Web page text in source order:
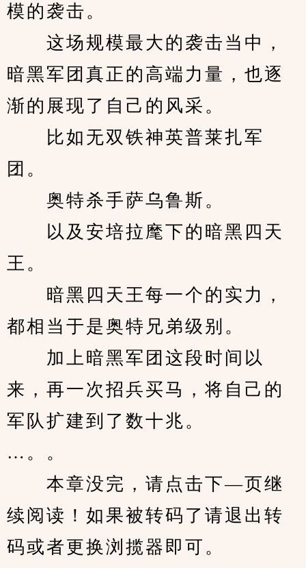
模的袭击。
这场规模最大的袭击当中，
暗黑军团真正的高端力量，也逐
渐的展现了自己的风采。
比如无双铁神英普莱扎军
团。
奥特杀手萨乌鲁斯。
以及安培拉麾下的暗黑四天
王。
暗黑四天王每一个的实力，
都相当于是奥特兄弟级别。
加上暗黑军团这段时间以
来，再一次招兵买马，将自己的
军队扩建到了数十兆。
…。。
本章没完，请点击下—页继
续阅读！如果被转码了请退出转
码或者更换浏揽器即可。